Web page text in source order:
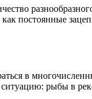
постоянные
в
рыбы в